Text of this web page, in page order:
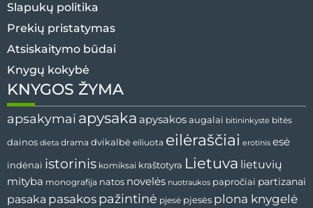
Slapukų politika
Prekių pristatymas
Atsiskaitymo būdai
Knygų kokybė
KNYGOS ŽYMA
apsakymai apysaka apysakos augalai bitininkystė bitės
dainos dieta drama dvikalbė eiliuota eilėraščiai erotinis esė
indėnai istorinis komiksai kraštotyra Lietuva lietuvių
mityba monografija natos novelės nuotraukos papročiai partizanai
pasaka pasakos pažintinė pjesė pjesės plona knygelė